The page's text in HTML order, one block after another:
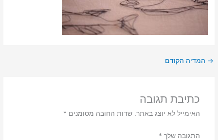
→ המדיה הקודם
כתיבת תגובה
האימייל לא יוצג באתר. שדות החובה מסומנים *
התגובה שלך *